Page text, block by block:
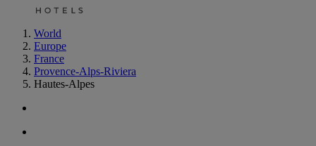
World
Europe
France
Provence-Alps-Riviera
Hautes-Alpes